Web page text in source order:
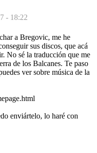
- 18:22
a Bregovic, me he
sus discos, que acá
No sé la traducción que me
de los Balcanes. Te paso
ver sobre música de la
enviártelo, lo haré con